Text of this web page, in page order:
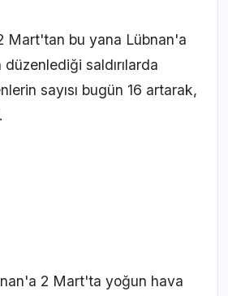
Mart'tan bu yana Lübnan'a
saldırılarda
sayısı bugün 16 artarak,
2 Mart'ta yoğun hava